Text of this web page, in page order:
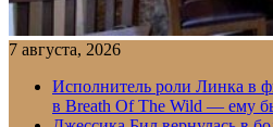
7 августа, 2026
Исполнитель роли Линка в
в Breath Of The Wild — ему